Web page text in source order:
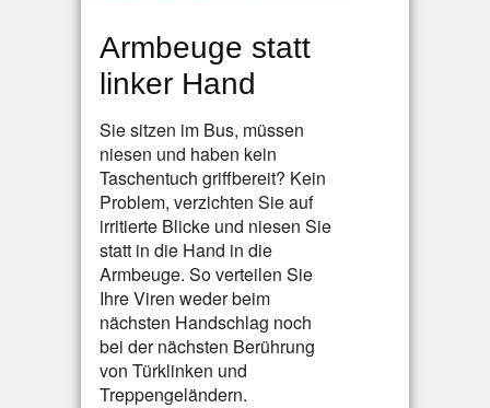
Armbeuge statt
linker Hand
Sie sitzen im Bus, müssen
niesen und haben kein
Taschentuch griffbereit? Kein
Problem, verzichten Sie auf
irritierte Blicke und niesen Sie
statt in die Hand in die
Armbeuge. So verteilen Sie
Ihre Viren weder beim
nächsten Handschlag noch
bei der nächsten Berührung
von Türklinken und
Treppengeländern.